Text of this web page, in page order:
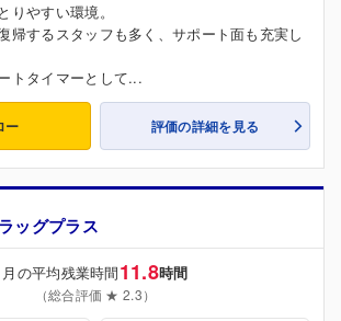
りやすい環境。
帰するスタッフも多く、サポート面も充実し
トタイマーとして...
ー 評価の詳細を見る
ッグプラス
月の平均残業時間11.8時間
（総合評価 ★ 2.3）